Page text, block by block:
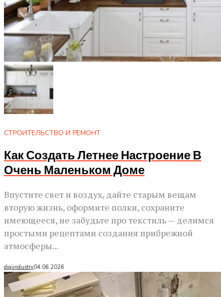
СТРОИТЕЛЬСТВО И РЕМОНТ
Как Создать Летнее Настроение В
Очень Маленьком Доме
Впустите свет и воздух, дайте старым вещам
вторую жизнь, оформите полки, сохраните
имеющееся, не забудьте про текстиль — делимся
простыми рецептами создания прибрежной
атмосферы...
digiindustry04.06.2026